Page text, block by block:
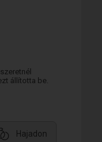
állította be.
Hajadon